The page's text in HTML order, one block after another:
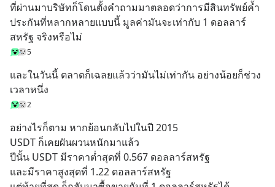
ที่ผ่านมาบริษัทก็โดนตั้งคำถามมาตลอดว่าการมีสินทรัพย์ค้ำ
ประกันที่หลากหลายแบบนี้ มูลค่ามันจะเท่ากับ 1 ดอลลาร์
สหรัฐ จริงหรือไม่
5
และในวันนี้ ตลาดก็เฉลยแล้วว่ามันไม่เท่ากัน อย่างน้อยก็ช่วง
เวลาหนึ่ง
2
อย่างไรก็ตาม หากย้อนกลับไปในปี 2015
USDT ก็เคยผันผวนหนักมาแล้ว
ปีนั้น USDT มีราคาต่ำสุดที่ 0.567 ดอลลาร์สหรัฐ
และมีราคาสูงสุดที่ 1.22 ดอลลาร์สหรัฐ